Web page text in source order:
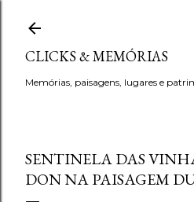
CLICKS & MEMÓRIAS
Memórias, paisagens, lugares e
SENTINELA DAS
DON NA PAISAGEM